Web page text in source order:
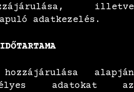
illetve
adatkezelés.
alapján
adatokat az